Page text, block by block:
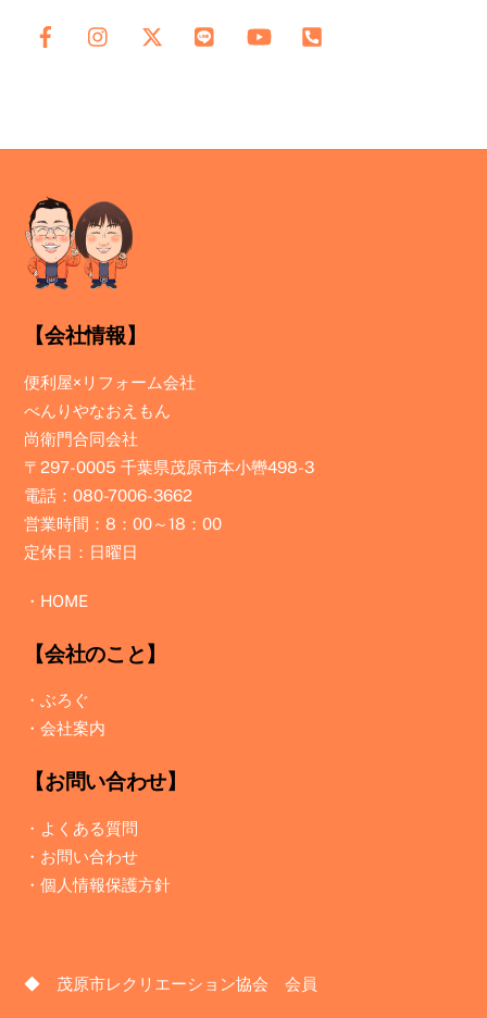
【会社情報】
便利屋×リフォーム会社
べんりやなおえもん
尚衛門合同会社
〒297-0005 千葉県茂原市本小轡498-3
電話：080-7006-3662
営業時間：8：00～18：00
定休日：日曜日
・ HOME
【会社のこと】
・ぶろぐ
・会社案内
【お問い合わせ】
・ よくある質問
・ お問い合わせ
・個人情報保護方針
◆ 茂原市レクリエーション協会 会員